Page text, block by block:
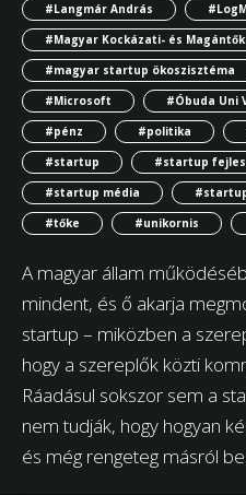
#Langmár András
#Magyar Kockázati- és
#magyar startup ökoszisztéma
#Microsoft
#Óbuda Uni
#pénz
#politika
#startup
#startup
#startup média
#tőke
#unikornis
A magyar állam
mindent, és ő akarja
startup – miközben a
hogy a szereplők közti
Ráadásul sokszor sem a
nem tudják, hogy hogyan
és még rengeteg másról